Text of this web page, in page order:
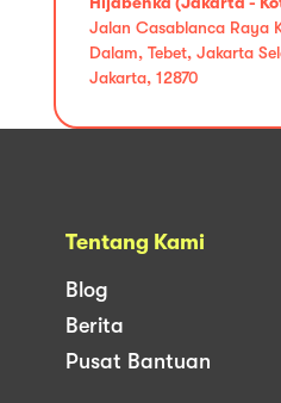
Jalan Casablanca Raya
Dalam, Tebet, Jakarta
Jakarta, 12870
Tentang Kami
Blog
Berita
Pusat Bantuan